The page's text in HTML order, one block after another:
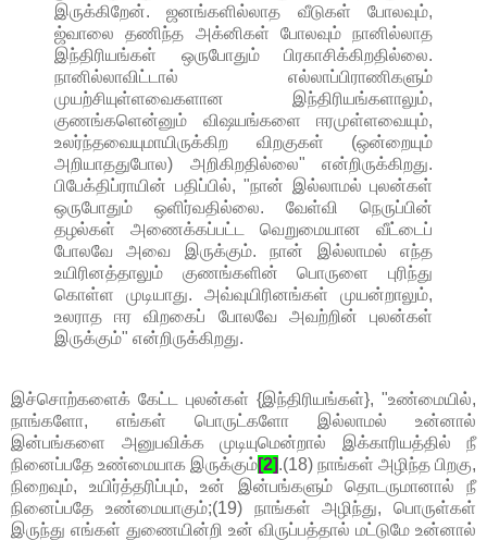
இருக்கிறேன். ஜனங்களில்லாத வீடுகள் போலவும்,
ஜ்வாலை தணிந்த அக்னிகள் போலவும் நானில்லாத
இந்திரியங்கள் ஒருபோதும் பிரகாசிக்கிறதில்லை.
நானில்லாவிட்டால் எல்லாப்பிராணிகளும்
முயற்சியுள்ளவைகளான இந்திரியங்களாலும்,
குணங்களென்னும் விஷயங்களை ஈரமுள்ளவையும்,
உலர்ந்தவையுமாயிருக்கிற விறகுகள் (ஒன்றையும்
அறியாததுபோல) அறிகிறதில்லை" என்றிருக்கிறது.
பிபேக்திப்ராயின் பதிப்பில், "நான் இல்லாமல் புலன்கள்
ஒருபோதும் ஒளிர்வதில்லை. வேள்வி நெருப்பின்
தழல்கள் அணைக்கப்பட்ட வெறுமையான வீட்டைப்
போலவே அவை இருக்கும். நான் இல்லாமல் எந்த
உயிரினத்தாலும் குணங்களின் பொருளை புரிந்து
கொள்ள முடியாது. அவ்வுயிரினங்கள் முயன்றாலும்,
உலராத ஈர விறகைப் போலவே அவற்றின் புலன்கள்
இருக்கும்" என்றிருக்கிறது.
இச்சொற்களைக் கேட்ட புலன்கள் {இந்திரியங்கள்}, "உண்மையில்,
நாங்களோ, எங்கள் பொருட்களோ இல்லாமல் உன்னால்
இன்பங்களை அனுபவிக்க முடியுமென்றால் இக்காரியத்தில் நீ
நினைப்பதே உண்மையாக இருக்கும்[2].(18) நாங்கள் அழிந்த பிறகு,
நிறைவும், உயிர்த்தரிப்பும், உன் இன்பங்களும் தொடருமானால் நீ
நினைப்பதே உண்மையாகும்;(19) நாங்கள் அழிந்து, பொருள்கள்
இருந்து எங்கள் துணையின்றி உன் விருப்பத்தால் மட்டுமே உன்னால்